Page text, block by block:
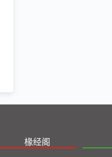
椽经阁